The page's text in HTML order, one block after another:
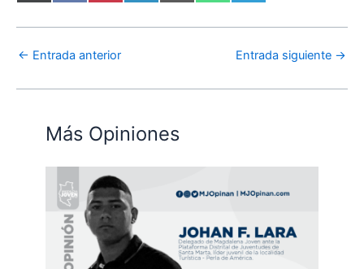
← Entrada anterior Entrada siguiente →
Más Opiniones